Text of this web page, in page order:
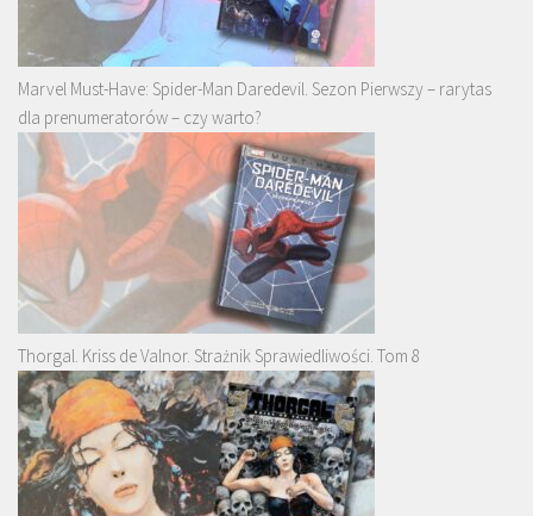
Marvel Must-Have: Spider-Man Daredevil. Sezon Pierwszy – rarytas
dla prenumeratorów – czy warto?
Thorgal. Kriss de Valnor. Strażnik Sprawiedliwości. Tom 8